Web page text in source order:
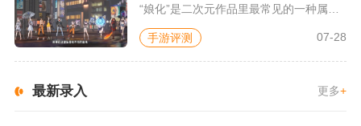
“娘化”是二次元作品里最常见的一种属性，这种属性不分物种、不...
手游评测 07-28
最新录入 更多+